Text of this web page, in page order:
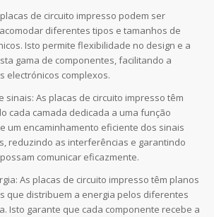
de circuito impresso podem ser
diferentes tipos e tamanhos de
Isto permite flexibilidade no design e a
gama de componentes, facilitando a
electrónicos complexos.
sinais: As placas de circuito impresso têm
cada camada dedicada a uma função
um encaminhamento eficiente dos sinais
reduzindo as interferências e garantindo
comunicar eficazmente.
As placas de circuito impresso têm planos
que distribuem a energia pelos diferentes
Isto garante que cada componente recebe a